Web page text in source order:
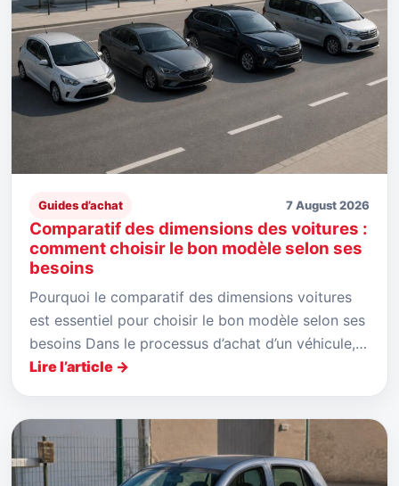
Guides d’achat 7 August 2026
Comparatif des dimensions des voitures :
comment choisir le bon modèle selon ses
besoins
Pourquoi le comparatif des dimensions voitures
est essentiel pour choisir le bon modèle selon ses
besoins Dans le processus d’achat d’un véhicule,…
Lire l’article →